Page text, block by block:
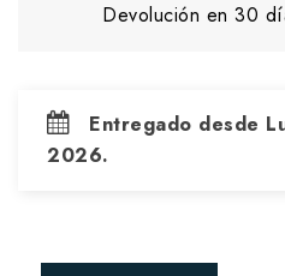
Devolución en 30
Entregado desde
2026.